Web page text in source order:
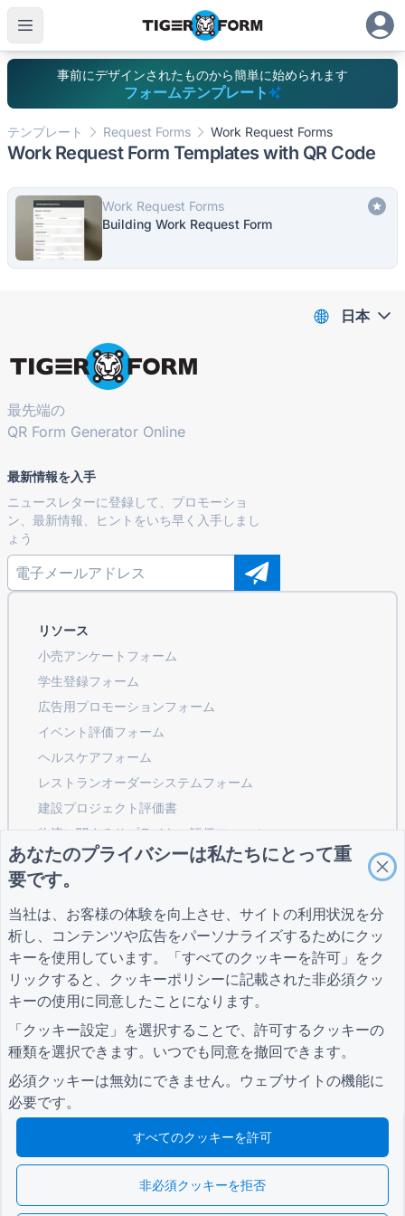
事前にデザインされたものから簡単に始められます
フォームテンプレート
テンプレート Request Forms Work Request Forms
Work Request Form Templates with QR Code
Work Request Forms
Building Work Request Form
最先端の
QR Form Generator Online
最新情報を入手
ニュースレターに登録して、プロモーショ
ン、最新情報、ヒントをいち早く入手しまし
ょう
リソース
小売アンケートフォーム
学生登録フォーム
広告用プロモーションフォーム
イベント評価フォーム
ヘルスケアフォーム
レストランオーダーシステムフォーム
建設プロジェクト評価書
物流に関するサプライヤー評価フォーム
公共事業向けサービスリクエストフォーム
顧客エンゲージメントフォーム
コミュニティに参加する
ガイド
ヘルプセンター
ブログ
会社
私たちについて
お問い合わせ
条項
条項
クッキー設定
日本
© 2026 QR Form Generator. All rights reserved.
あなたのプライバシーは私たちにとって重
要です。
当社は、お客様の体験を向上させ、サイトの利用状況を分
析し、コンテンツや広告をパーソナライズするためにクッ
キーを使用しています。「すべてのクッキーを許可」をク
リックすると、 クッキーポリシーに記載された非必須クッ
キーの使用に同意したことになります。
「クッキー設定」を選択することで、許可するクッキーの
種類を選択できます。いつでも同意を撤回できます。
必須クッキーは無効にできません。ウェブサイトの機能に
必要です。
すべてのクッキーを許可
非必須クッキーを拒否